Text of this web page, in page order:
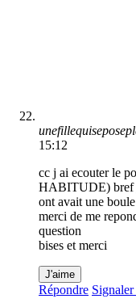
15:12
cc j ai ecouter le
HABITUDE) bref
ont avait une
merci de me
question
bises et merci
J'aime
Répondre